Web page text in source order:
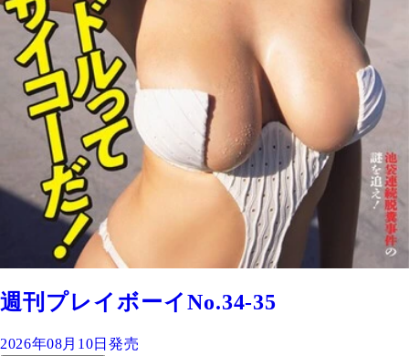
週刊プレイボーイNo.34-35
2026年08月10日発売